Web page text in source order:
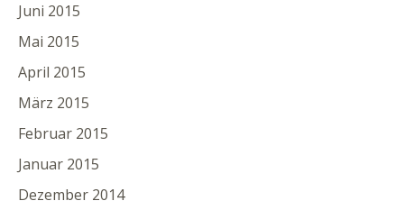
Juni 2015
Mai 2015
April 2015
März 2015
Februar 2015
Januar 2015
Dezember 2014